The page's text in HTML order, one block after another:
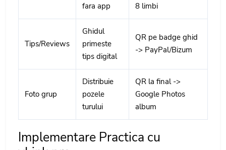
fara app
8 limbi
Tips/Reviews
Ghidul
primeste
tips digital
QR pe badge ghid
-> PayPal/Bizum
Foto grup
Distribuie
pozele
turului
QR la final ->
Google Photos
album
Implementare Practica cu